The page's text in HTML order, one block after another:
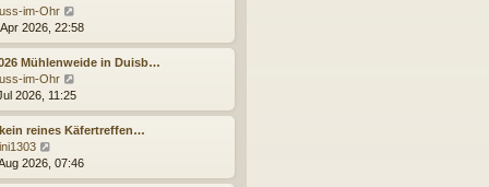
a
g
r
B
e
i
t
r
a
g
im-Ohr
e
u
e
t
e
r
e
2026, 22:58
Mühlenweide in Duisb…
im-Ohr
e
u
e
t
e
2026, 11:25
reines Käfertreffen…
e
u
2026, 07:46